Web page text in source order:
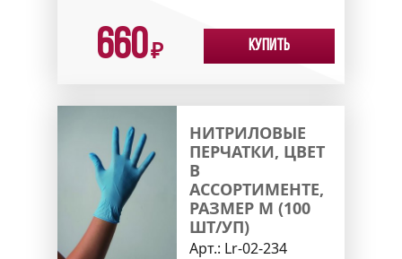
660₽ Купить
НИТРИЛОВЫЕ
ПЕРЧАТКИ, ЦВЕТ
В
АССОРТИМЕНТЕ,
РАЗМЕР M (100
ШТ/УП)
Арт.: Lr-02-234